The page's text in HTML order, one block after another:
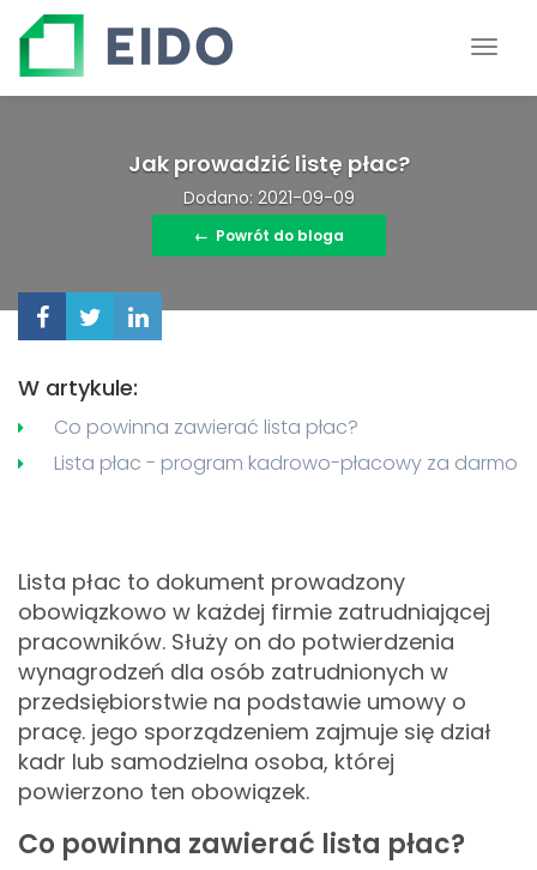
Jak prowadzić listę płac?
Dodano: 2021-09-09
← Powrót do bloga
W artykule:
Co powinna zawierać lista płac?
Lista płac - program kadrowo-płacowy za darmo
Lista płac to dokument prowadzony
obowiązkowo w każdej firmie zatrudniającej
pracowników. Służy on do potwierdzenia
wynagrodzeń dla osób zatrudnionych w
przedsiębiorstwie na podstawie umowy o
pracę. jego sporządzeniem zajmuje się dział
kadr lub samodzielna osoba, której
powierzono ten obowiązek.
Co powinna zawierać lista płac?